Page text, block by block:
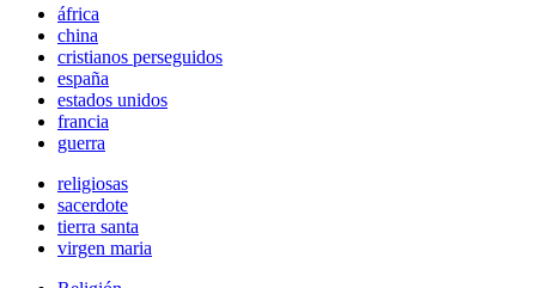
áfrica
china
cristianos perseguidos
españa
estados unidos
francia
guerra
religiosas
sacerdote
tierra santa
virgen maria